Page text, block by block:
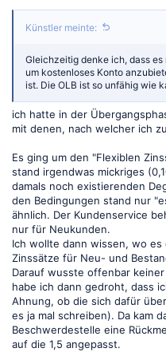
Künstler meinte:
Gleichzeitig denke ich, dass
um kostenloses Konto
ist. Die OLB ist so unfähig wie
ich hatte in der
mit denen, nach welcher ich
Es ging um den "Flexiblen
stand irgendwas mickriges
damals noch existierenden
den Bedingungen stand nur
ähnlich. Der Kundenservice
nur für Neukunden.
Ich wollte dann wissen, wo
Zinssätze für Neu- und
Darauf wusste offenbar
habe ich dann gedroht, dass
Ahnung, ob die sich dafür
es ja mal schreiben). Da kam
Beschwerdestelle eine
auf die 1,5 angepasst.